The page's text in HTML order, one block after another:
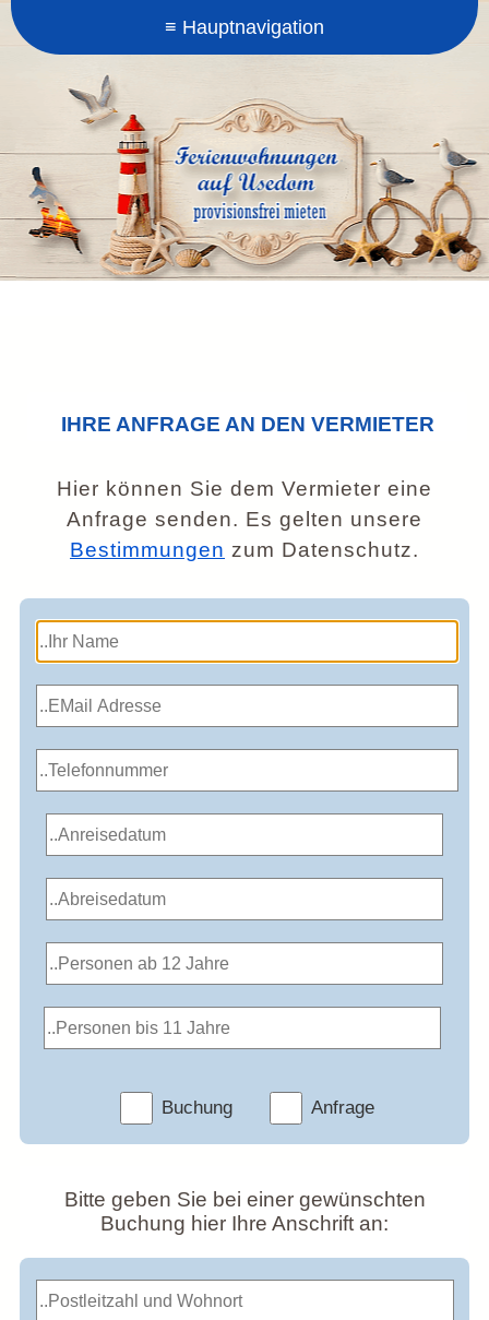
IHRE ANFRAGE AN DEN VERMIETER
Hier können Sie dem Vermieter eine
Anfrage senden. Es gelten unsere
Bestimmungen zum Datenschutz.
Buchung Anfrage
Bitte geben Sie bei einer gewünschten
Buchung hier Ihre Anschrift an: